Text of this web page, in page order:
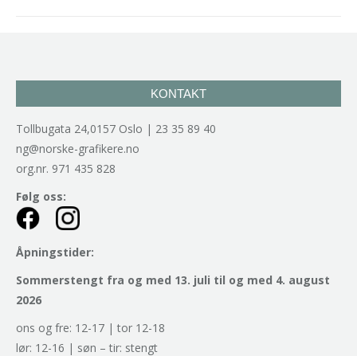
KONTAKT
Tollbugata 24,0157 Oslo | 23 35 89 40
ng@norske-grafikere.no
org.nr. 971 435 828
Følg oss:
Åpningstider:
Sommerstengt fra og med 13. juli til og med 4. august
2026
ons og fre: 12-17 | tor 12-18
lør: 12-16 | søn – tir: stengt